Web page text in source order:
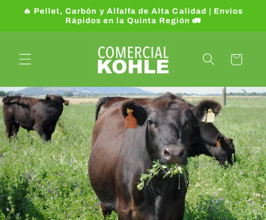
directamente
🔥 Pellet, Carbón y Alfalfa de Alta Calidad | Envíos
Rápidos en la Quinta Región 🚛
Carrito